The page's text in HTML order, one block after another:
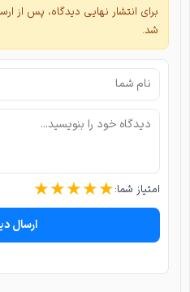
برای انتشار نهایی دیدگاه، پس از
شد.
امتیاز شما: ★★★★★
ارسال